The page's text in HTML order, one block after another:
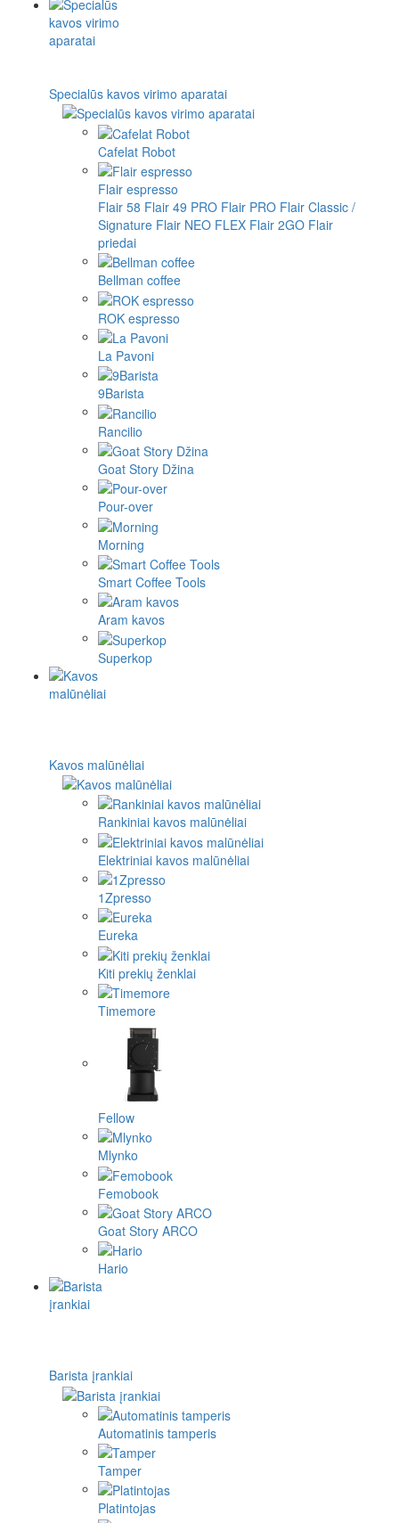
Specialūs kavos virimo aparatai
Cafelat Robot
Flair espresso
Flair 58 Flair 49 PRO Flair PRO Flair Classic /
Signature Flair NEO FLEX Flair 2GO Flair
priedai
Bellman coffee
ROK espresso
La Pavoni
9Barista
Rancilio
Goat Story Džina
Pour-over
Morning
Smart Coffee Tools
Aram kavos
Superkop
Kavos malūnėliai
Rankiniai kavos malūnėliai
Elektriniai kavos malūnėliai
1Zpresso
Eureka
Kiti prekių ženklai
Timemore
Fellow
Mlynko
Femobook
Goat Story ARCO
Hario
Barista įrankiai
Automatinis tamperis
Tamper
Platintojas